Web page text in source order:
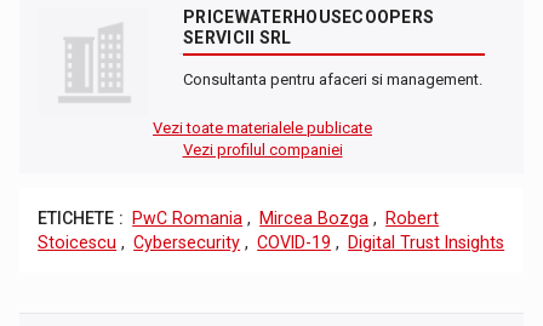
PRICEWATERHOUSECOOPERS
SERVICII SRL
Consultanta pentru afaceri si management.
Vezi toate materialele publicate
Vezi profilul companiei
ETICHETE : PwC Romania , Mircea Bozga ,
Robert
Stoicescu , Cybersecurity , COVID-19 , Digital Trust Insights